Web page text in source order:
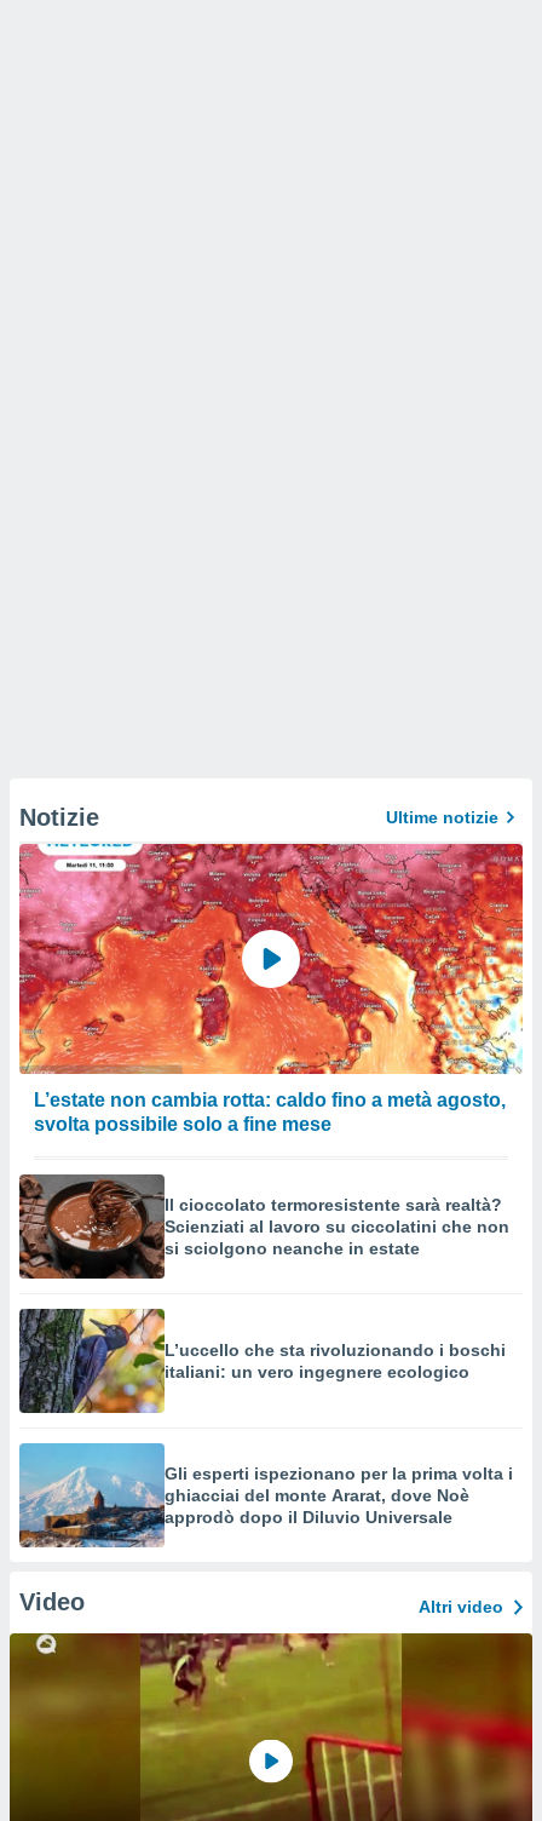
Notizie Ultime notizie
L’estate non cambia rotta: caldo fino a metà agosto,
svolta possibile solo a fine mese
Il cioccolato termoresistente sarà realtà?
Scienziati al lavoro su ciccolatini che non
si sciolgono neanche in estate
L’uccello che sta rivoluzionando i boschi
italiani: un vero ingegnere ecologico
Gli esperti ispezionano per la prima volta i
ghiacciai del monte Ararat, dove Noè
approdò dopo il Diluvio Universale
Video Altri video